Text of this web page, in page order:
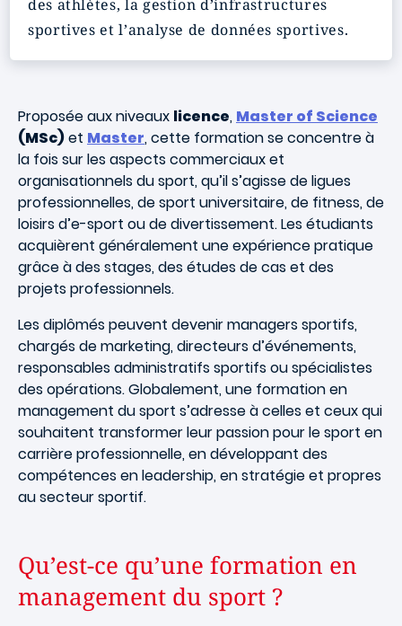
des athlètes, la gestion d’infrastructures
sportives et l’analyse de données sportives.
Proposée aux niveaux licence, Master of Science
(MSc)et Master, cette formation se concentre à
la fois sur les aspects commerciaux et
organisationnels du sport, qu’il s’agisse de ligues
professionnelles, de sport universitaire, de fitness, de
loisirs d’e-sport ou de divertissement. Les étudiants
acquièrent généralement une expérience pratique
grâce à des stages, des études de cas et des
projets professionnels.
Les diplômés peuvent devenir managers sportifs,
chargés de marketing, directeurs d’événements,
responsables administratifs sportifs ou spécialistes
des opérations. Globalement, une formation en
management du sport s’adresse à celles et ceux qui
souhaitent transformer leur passion pour le sport en
carrière professionnelle, en développant des
compétences en leadership, en stratégie et propres
au secteur sportif.
Qu’est-ce qu’une formation en
management du sport ?